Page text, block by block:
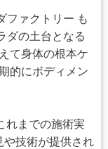
ファクトリー も
ダの土台となる
て身体の根本ケ
的にボディメン
れまでの施術実
や技術が提供され